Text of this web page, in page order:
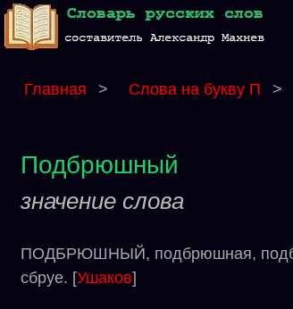
Главная > Слова на букву П >
Подбрюшный
значение слова
ПОДБРЮШНЫЙ, подбрюшная,
сбруе. [Ушаков]